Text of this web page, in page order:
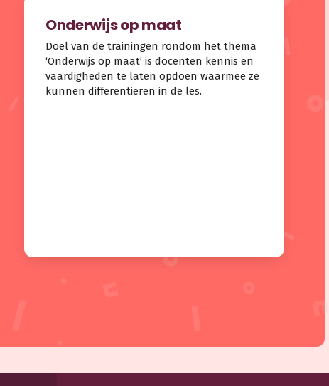
Onderwijs op maat
Doel van de trainingen rondom het thema
‘Onderwijs op maat’ is docenten kennis en
vaardigheden te laten opdoen waarmee ze
kunnen differentiëren in de les.